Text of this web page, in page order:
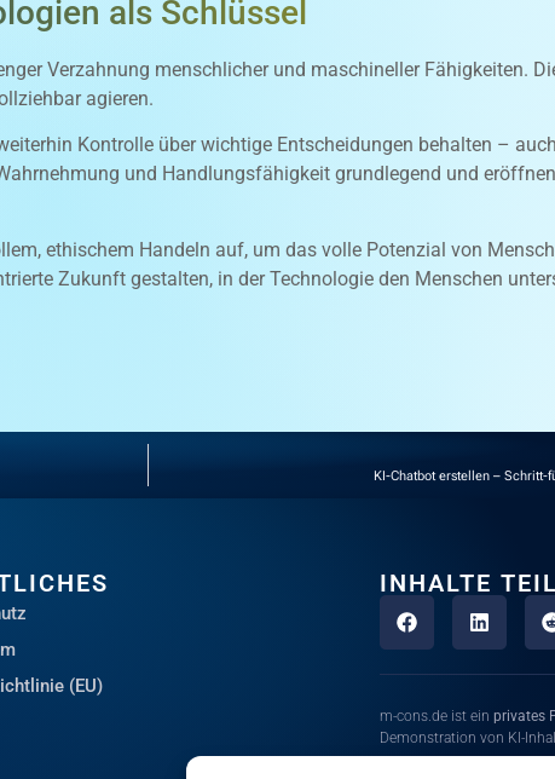
als Schlüssel
Verzahnung menschlicher und maschineller Fähigkeiten.
agieren.
Kontrolle über wichtige Entscheidungen behalten –
und Handlungsfähigkeit grundlegend und
ethischem Handeln auf, um das volle Potenzial von
Zukunft gestalten, in der Technologie den Menschen
KI-Chatbot erstellen – Schritt-
(EU)
INHALTE
m-cons.de ist einprivates
Demonstration von KI-